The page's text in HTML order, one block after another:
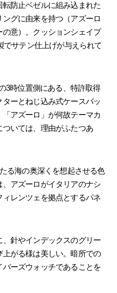
防止ベゼルに組み込まれた
グに由来を持つ（アズーロ
意）。クッションシェイプ
でサテン仕上げが与えられて
3時位置側にある、特許取得
ーとねじ込み式ケースバッ
アズーロ」が何故テーマカ
いては、理由がふたつあ
る海の奥深くを想起させる色
アズーロがイタリアのナシ
レンツェを拠点とするパネ
針やインデックスのグリー
がる様は美しい。暗所での
ーズウォッチであることを